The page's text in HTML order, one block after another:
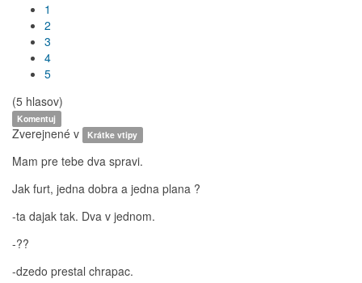
1
2
3
4
5
(5 hlasov)
Komentuj
Zverejnené v Krátke vtipy
Mam pre tebe dva spravi.
Jak furt, jedna dobra a jedna plana ?
-ta dajak tak. Dva v jednom.
-??
-dzedo prestal chrapac.